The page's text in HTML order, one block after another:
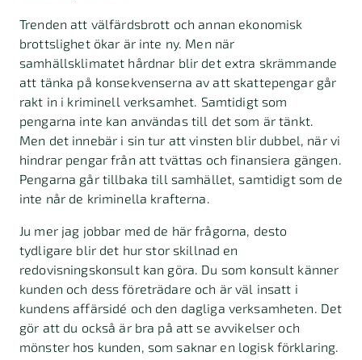
Trenden att välfärdsbrott och annan ekonomisk
brottslighet ökar är inte ny. Men när
samhällsklimatet hårdnar blir det extra skrämmande
att tänka på konsekvenserna av att skattepengar går
rakt in i kriminell verksamhet. Samtidigt som
pengarna inte kan användas till det som är tänkt.
Men det innebär i sin tur att vinsten blir dubbel, när vi
hindrar pengar från att tvättas och finansiera gängen.
Pengarna går tillbaka till samhället, samtidigt som de
inte når de kriminella krafterna.
Ju mer jag jobbar med de här frågorna, desto
tydligare blir det hur stor skillnad en
redovisningskonsult kan göra. Du som konsult känner
kunden och dess företrädare och är väl insatt i
kundens affärsidé och den dagliga verksamheten. Det
gör att du också är bra på att se avvikelser och
mönster hos kunden, som saknar en logisk förklaring.